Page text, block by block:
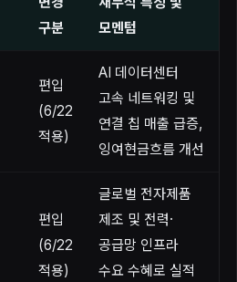
구분
모멘텀
편입
(6/22
적용)
AI 데이터센터
고속 네트워킹 및
연결 칩 매출 급증,
잉여현금흐름 개선
편입
(6/22
적용)
글로벌 전자제품
제조 및 전력·
공급망 인프라
수요 수혜로 실적